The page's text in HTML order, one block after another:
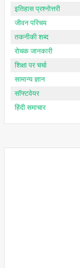
इतिहास प्रश्नोत्तरी
जीवन परिचय
तकनीकी शब्द
रोचक जानकारी
शिक्षा पर चर्चा
सामान्य ज्ञान
सॉफ्टवेयर
हिंदी समाचार